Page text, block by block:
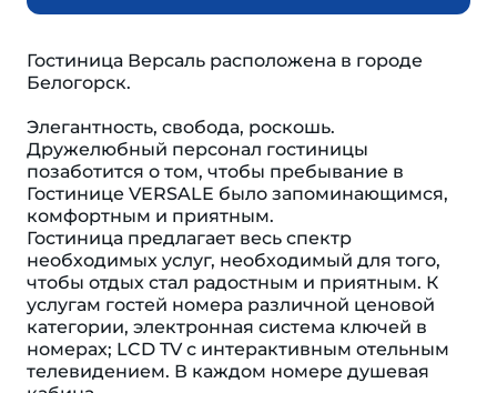
Гостиница Версаль расположена в городе
Белогорск.
Элегантность, свобода, роскошь.
Дружелюбный персонал гостиницы
позаботится о том, чтобы пребывание в
Гостинице VERSALE было запоминающимся,
комфортным и приятным.
Гостиница предлагает весь спектр
необходимых услуг, необходимый для того,
чтобы отдых стал радостным и приятным. К
услугам гостей номера различной ценовой
категории, электронная система ключей в
номерах; LCD TV с интерактивным отельным
телевидением. В каждом номере душевая